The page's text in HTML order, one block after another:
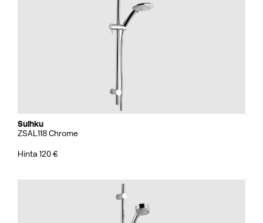
Suihku
ZSAL118 Chrome
Hinta 120 €